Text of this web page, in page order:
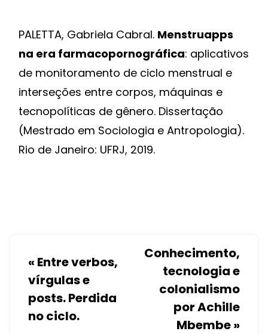
PALETTA, Gabriela Cabral. Menstruapps
na era farmacopornográfica: aplicativos
de monitoramento de ciclo menstrual e
interseções entre corpos, máquinas e
tecnopolíticas de gênero. Dissertação
(Mestrado em Sociologia e Antropologia).
Rio de Janeiro: UFRJ, 2019.
« Entre verbos,
vírgulas e
posts. Perdida
no ciclo.
Conhecimento,
tecnologia e
colonialismo
por Achille
Mbembe»